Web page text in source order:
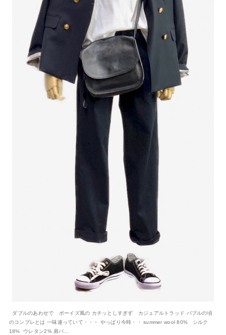
ダブルのあわせで ボーイズ風の カチッとしすぎず カジュアルトラッド バブルの頃
のコンブレとは 一味違っていて・・・ やっぱり今時・・ summer wool 80% シルク
18% ウレタン2% 肩パ...